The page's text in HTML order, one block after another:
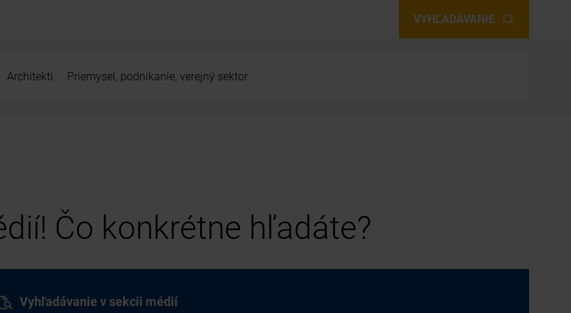
VYHĽADÁVANIE
Architekti Priemysel, podnikanie, verejný sektor
Čo konkrétne hľadáte?
Vyhľadávanie v sekcii médií